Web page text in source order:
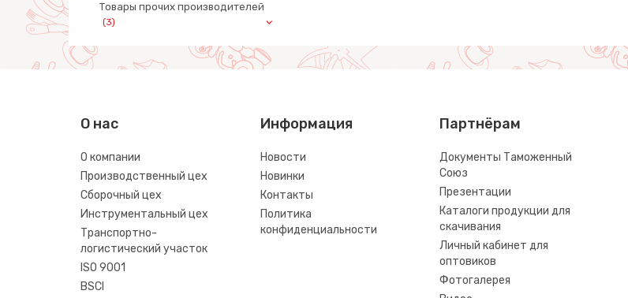
Товары прочих производителей
(3)
О нас
О компании
Производственный цех
Сборочный цех
Инструментальный цех
Транспортно-
логистический участок
ISO 9001
BSCI
Информация
Новости
Новинки
Контакты
Политика
конфиденциальности
Партнёрам
Документы Таможенный
Союз
Презентации
Каталоги продукции для
скачивания
Личный кабинет для
оптовиков
Фотогалерея